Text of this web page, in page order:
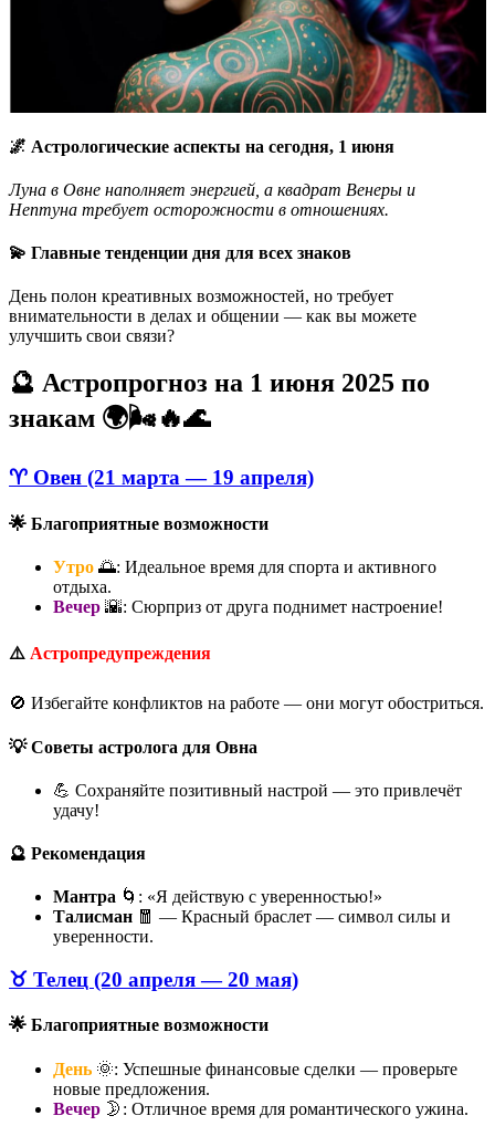
🌌 Астрологические аспекты на сегодня, 1 июня
Луна в Овне наполняет энергией, а квадрат Венеры и
Нептуна требует осторожности в отношениях.
💫 Главные тенденции дня для всех знаков
День полон креативных возможностей, но требует
внимательности в делах и общении — как вы можете
улучшить свои связи?
🔮 Астропрогноз на 1 июня 2025 по
знакам 🌍🌬️🔥🌊
♈ Овен (21 марта — 19 апреля)
🌟 Благоприятные возможности
Утро 🌅: Идеальное время для спорта и активного
отдыха.
Вечер 🌇: Сюрприз от друга поднимет настроение!
⚠️ Астропредупреждения
🚫 Избегайте конфликтов на работе — они могут обостриться.
💡 Советы астролога для Овна
💪 Сохраняйте позитивный настрой — это привлечёт
удачу!
🔮 Рекомендация
Мантра 🌀: «Я действую с уверенностью!»
Талисман 🧧 — Красный браслет — символ силы и
уверенности.
♉ Телец (20 апреля — 20 мая)
🌟 Благоприятные возможности
День 🌞: Успешные финансовые сделки — проверьте
новые предложения.
Вечер 🌛: Отличное время для романтического ужина.